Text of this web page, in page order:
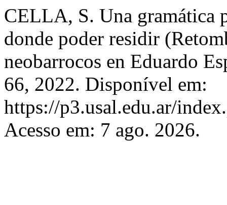
CELLA, S. Una gramática
donde poder residir
neobarrocos en Eduardo
66, 2022. Disponível em:
https://p3.usal.edu.ar/
Acesso em: 7 ago. 2026.